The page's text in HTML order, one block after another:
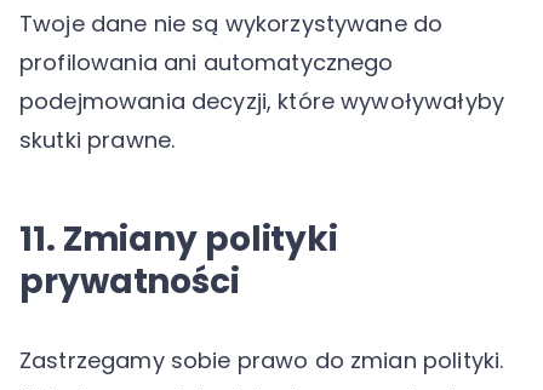
Twoje dane nie są wykorzystywane do
profilowania ani automatycznego
podejmowania decyzji, które wywoływałyby
skutki prawne.
11. Zmiany polityki
prywatności
Zastrzegamy sobie prawo do zmian polityki.